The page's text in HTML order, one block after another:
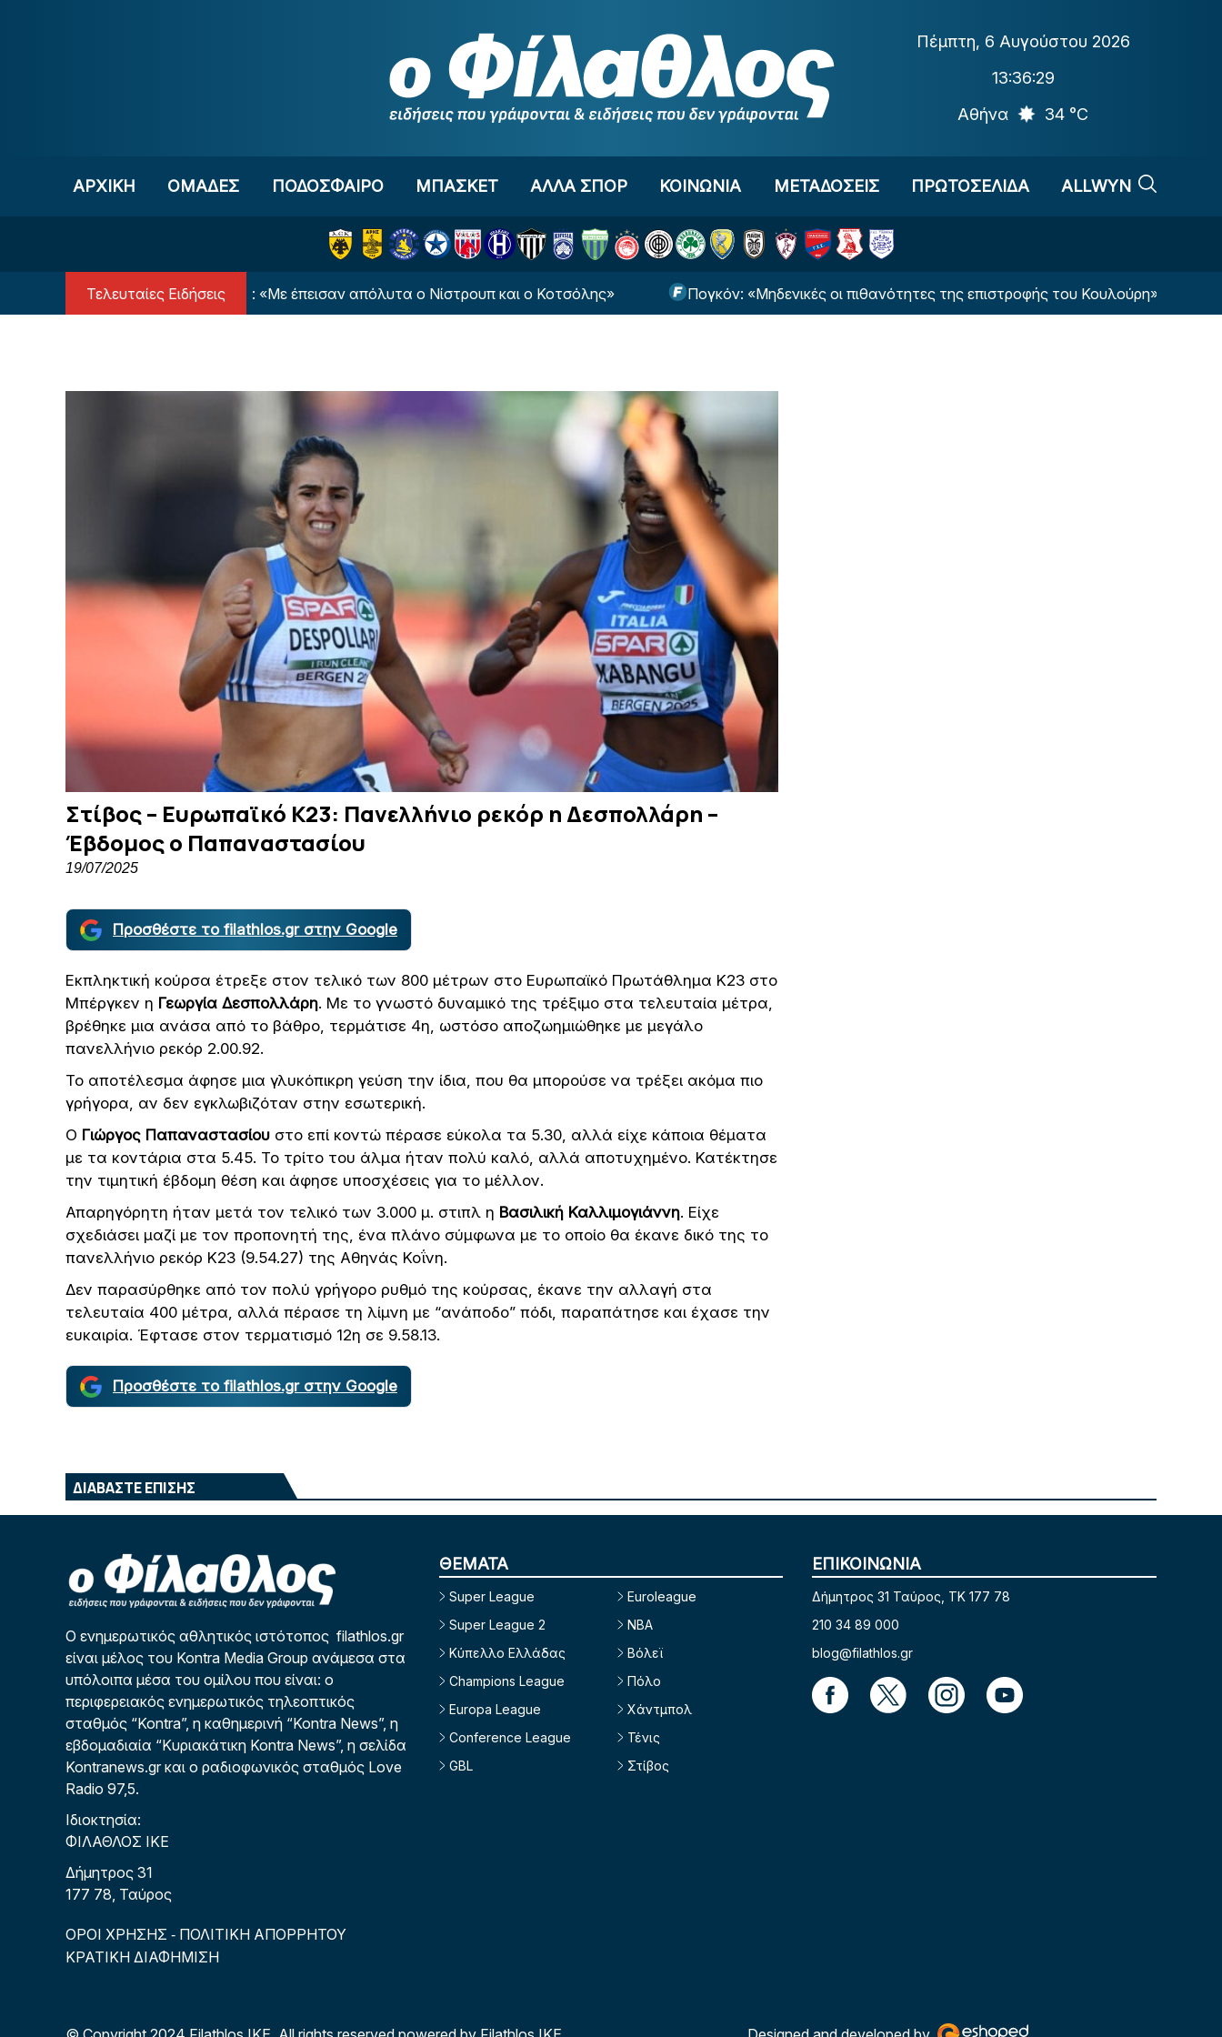
Πέμπτη, 6 Αυγούστου 2026
13:36:30
Αθήνα
34 °C
ΑΡΧΙΚΗ OΜΑΔΕΣ ΠΟΔΟΣΦΑΙΡΟ ΜΠΑΣΚΕΤ ΑΛΛΑ ΣΠΟΡ ΚΟΙΝΩΝΙΑ ΜΕΤΑΔΟΣΕΙΣ ΠΡΩΤΟΣΕΛΙΔΑ ALLWYN
Τελευταίες Ειδήσεις
ΒΙΝΤΕΟ: Λιβάι Γκαρσία: «Με έπεισαν απόλυτα ο Νίστρουπ και ο Κοτσόλης» Πογκόν: «Μηδενικές οι πιθανότητες της επιστροφής του Κουλούρη»
Στίβος – Ευρωπαϊκό Κ23: Πανελλήνιο ρεκόρ η Δεσπολλάρη –
Έβδομος ο Παπαναστασίου
19/07/2025
Προσθέστε το filathlos.gr στην Google
Εκπληκτική κούρσα έτρεξε στον τελικό των 800 μέτρων στο Ευρωπαϊκό Πρωτάθλημα Κ23 στο
Μπέργκεν η Γεωργία Δεσπολλάρη. Με το γνωστό δυναμικό της τρέξιμο στα τελευταία μέτρα,
βρέθηκε μια ανάσα από το βάθρο, τερμάτισε 4η, ωστόσο αποζωημιώθηκε με μεγάλο
πανελλήνιο ρεκόρ 2.00.92.
Το αποτέλεσμα άφησε μια γλυκόπικρη γεύση την ίδια, που θα μπορούσε να τρέξει ακόμα πιο
γρήγορα, αν δεν εγκλωβιζόταν στην εσωτερική.
Ο Γιώργος Παπαναστασίου στο επί κοντώ πέρασε εύκολα τα 5.30, αλλά είχε κάποια θέματα
με τα κοντάρια στα 5.45. Το τρίτο του άλμα ήταν πολύ καλό, αλλά αποτυχημένο. Κατέκτησε
την τιμητική έβδομη θέση και άφησε υποσχέσεις για το μέλλον.
Απαρηγόρητη ήταν μετά τον τελικό των 3.000 μ. στιπλ η Βασιλική Καλλιμογιάννη. Είχε
σχεδιάσει μαζί με τον προπονητή της, ένα πλάνο σύμφωνα με το οποίο θα έκανε δικό της το
πανελλήνιο ρεκόρ Κ23 (9.54.27) της Αθηνάς Κοΐνη.
Δεν παρασύρθηκε από τον πολύ γρήγορο ρυθμό της κούρσας, έκανε την αλλαγή στα
τελευταία 400 μέτρα, αλλά πέρασε τη λίμνη με “ανάποδο” πόδι, παραπάτησε και έχασε την
ευκαιρία. Έφτασε στον τερματισμό 12η σε 9.58.13.
Προσθέστε το filathlos.gr στην Google
ΔΙΑΒΑΣΤΕ ΕΠΙΣΗΣ
Ο ενημερωτικός αθλητικός ιστότοπος filathlos.gr
είναι μέλος του Kontra Media Group ανάμεσα στα
υπόλοιπα μέσα του ομίλου που είναι: ο
περιφερειακός ενημερωτικός τηλεοπτικός
σταθμός “Kontra”, η καθημερινή “Kontra News”, η
εβδομαδιαία “Κυριακάτικη Kontra News”, η σελίδα
Kontranews.gr και ο ραδιοφωνικός σταθμός Love
Radio 97,5.
Ιδιοκτησία:
ΦΙΛΑΘΛΟΣ ΙΚΕ
Δήμητρος 31
177 78, Ταύρος
ΟΡΟΙ ΧΡΗΣΗΣ - ΠΟΛΙΤΙΚΗ ΑΠΟΡΡΗΤΟΥ
ΚΡΑΤΙΚΗ ΔΙΑΦΗΜΙΣΗ
ΘΕΜΑΤΑ
Super League
Super League 2
Κύπελλο Ελλάδας
Champions League
Europa League
Conference League
GBL
Euroleague
NBA
Βόλεϊ
Πόλο
Χάντμπολ
Τένις
Στίβος
ΕΠΙΚΟΙΝΩΝΙΑ
Δήμητρος 31 Ταύρος, TK 177 78
210 34 89 000
blog@filathlos.gr